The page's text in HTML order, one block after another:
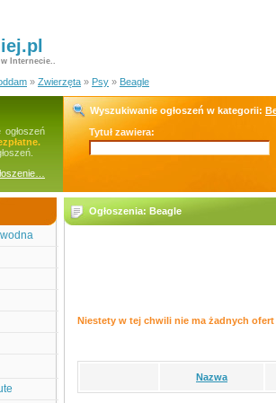
Internecie..
» Zwierzęta » Psy » Beagle
ogłoszeń
Wyszukiwanie ogłoszeń w kategorii:
Tytuł zawiera:
Ogłoszenia: Beagle
Niestety w tej chwili nie ma żadnych
Nazwa